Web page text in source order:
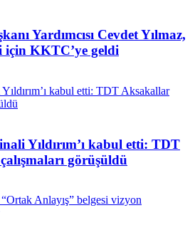
Yardımcısı Cevdet Yılmaz,
için KKTC’ye geldi
Yıldırım’ı kabul etti: TDT
görüşüldü